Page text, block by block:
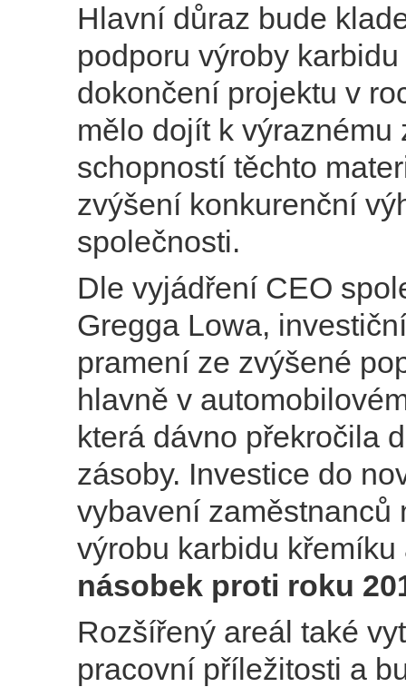
Hlavní důraz bude
podporu výroby
dokončení projektu v
mělo dojít k výraznému
schopností těchto
zvýšení konkurenční
společnosti.
Dle vyjádření CEO
Gregga Lowa,
pramení ze zvýšené
hlavně v
která dávno překročila
zásoby. Investice do
vybavení zaměstnanců
výrobu karbidu křemíku
násobek proti roku
Rozšířený areál také
pracovní příležitosti a